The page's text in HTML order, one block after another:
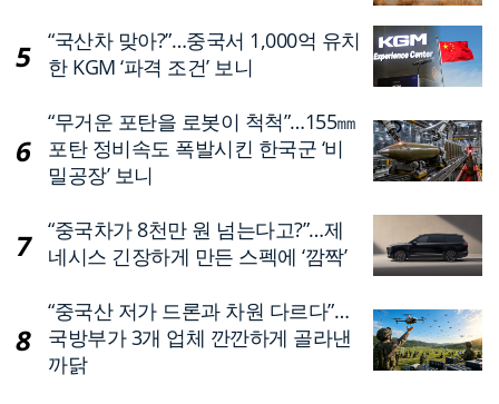
“국산차 맞아?”…중국서 1,000억 유치
한 KGM ‘파격 조건’ 보니
“무거운 포탄을 로봇이 척척”…155㎜
포탄 정비속도 폭발시킨 한국군 ‘비
밀공장’ 보니
“중국차가 8천만 원 넘는다고?”…제
네시스 긴장하게 만든 스펙에 ‘깜짝’
“중국산 저가 드론과 차원 다르다”…
국방부가 3개 업체 깐깐하게 골라낸
까닭